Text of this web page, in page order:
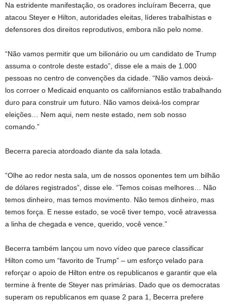
Na estridente manifestação, os oradores incluíram Becerra, que
atacou Steyer e Hilton, autoridades eleitas, líderes trabalhistas e
defensores dos direitos reprodutivos, embora não pelo nome.
“Não vamos permitir que um bilionário ou um candidato de Trump
assuma o controle deste estado”, disse ele a mais de 1.000
pessoas no centro de convenções da cidade. “Não vamos deixá-
los corroer o Medicaid enquanto os californianos estão trabalhando
duro para construir um futuro. Não vamos deixá-los comprar
eleições… Nem aqui, nem neste estado, nem sob nosso
comando.”
Becerra parecia atordoado diante da sala lotada.
“Olhe ao redor nesta sala, um de nossos oponentes tem um bilhão
de dólares registrados”, disse ele. “Temos coisas melhores… Não
temos dinheiro, mas temos movimento. Não temos dinheiro, mas
temos força. E nesse estado, se você tiver tempo, você atravessa
a linha de chegada e vence, querido, você vence.”
Becerra também lançou um novo vídeo que parece classificar
Hilton como um “favorito de Trump” – um esforço velado para
reforçar o apoio de Hilton entre os republicanos e garantir que ela
termine à frente de Steyer nas primárias. Dado que os democratas
superam os republicanos em quase 2 para 1, Becerra prefere